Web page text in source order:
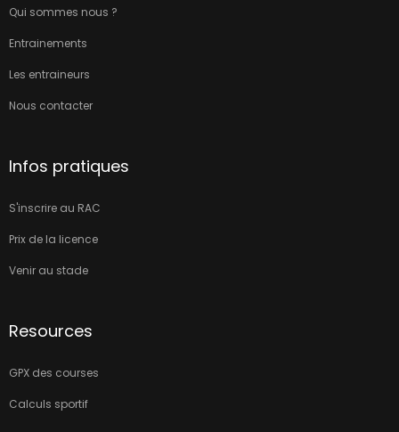
Qui sommes nous ?
Entrainements
Les entraineurs
Nous contacter
Infos pratiques
S'inscrire au RAC
Prix de la licence
Venir au stade
Resources
GPX des courses
Calculs sportif